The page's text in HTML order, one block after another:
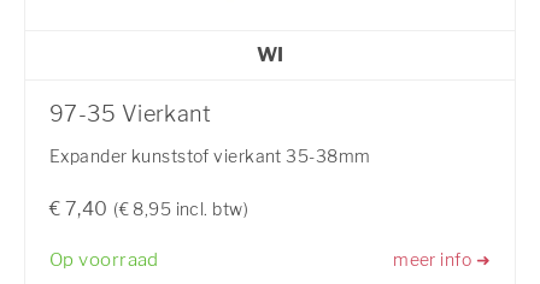
WI
97-35 Vierkant
Expander kunststof vierkant 35-38mm
€ 7,40 (€ 8,95 incl. btw)
Op voorraad meer info ➜